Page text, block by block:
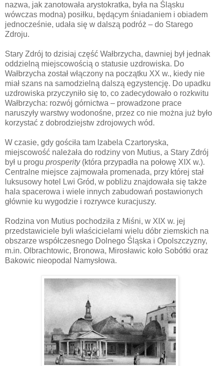
nazwa, jak zanotowała arystokratka, była na Śląsku
wówczas modna) posiłku, będącym śniadaniem i obiadem
jednocześnie, udała się w dalszą podróż – do Starego
Zdroju.
Stary Zdrój to dzisiaj część Wałbrzycha, dawniej był jednak
oddzielną miejscowością o statusie uzdrowiska. Do
Wałbrzycha został włączony na początku XX w., kiedy nie
miał szans na samodzielną dalszą egzystencję. Do upadku
uzdrowiska przyczyniło się to, co zadecydowało o rozkwitu
Wałbrzycha: rozwój górnictwa – prowadzone prace
naruszyły warstwy wodonośne, przez co nie można już było
korzystać z dobrodziejstw zdrojowych wód.
W czasie, gdy gościła tam Izabela Czartoryska,
miejscowość należała do rodziny von Mutius, a Stary Zdrój
był u progu prosperity(która przypadła na połowę XIX w.).
Centralne miejsce zajmowała promenada, przy której stał
luksusowy hotel Lwi Gród, w pobliżu znajdowała się także
hala spacerowa i wiele innych zabudowań postawionych
głównie ku wygodzie i rozrywce kuracjuszy.
Rodzina von Mutius pochodziła z Miśni, w XIX w. jej
przedstawiciele byli właścicielami wielu dóbr ziemskich na
obszarze współczesnego Dolnego Śląska i Opolszczyzny,
m.in. Olbrachtowic, Bronowa, Mirosławic koło Sobótki oraz
Bakowic nieopodal Namysłowa.